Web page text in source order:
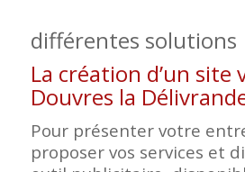
différentes solutions
La création d’un site
Douvres la
Pour présenter votre
proposer vos services et